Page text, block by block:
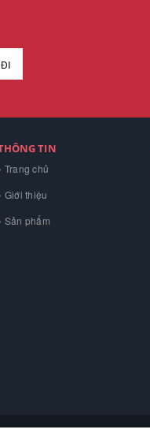
TIN
Trang chủ
Giới thiệu
Sản phẩm